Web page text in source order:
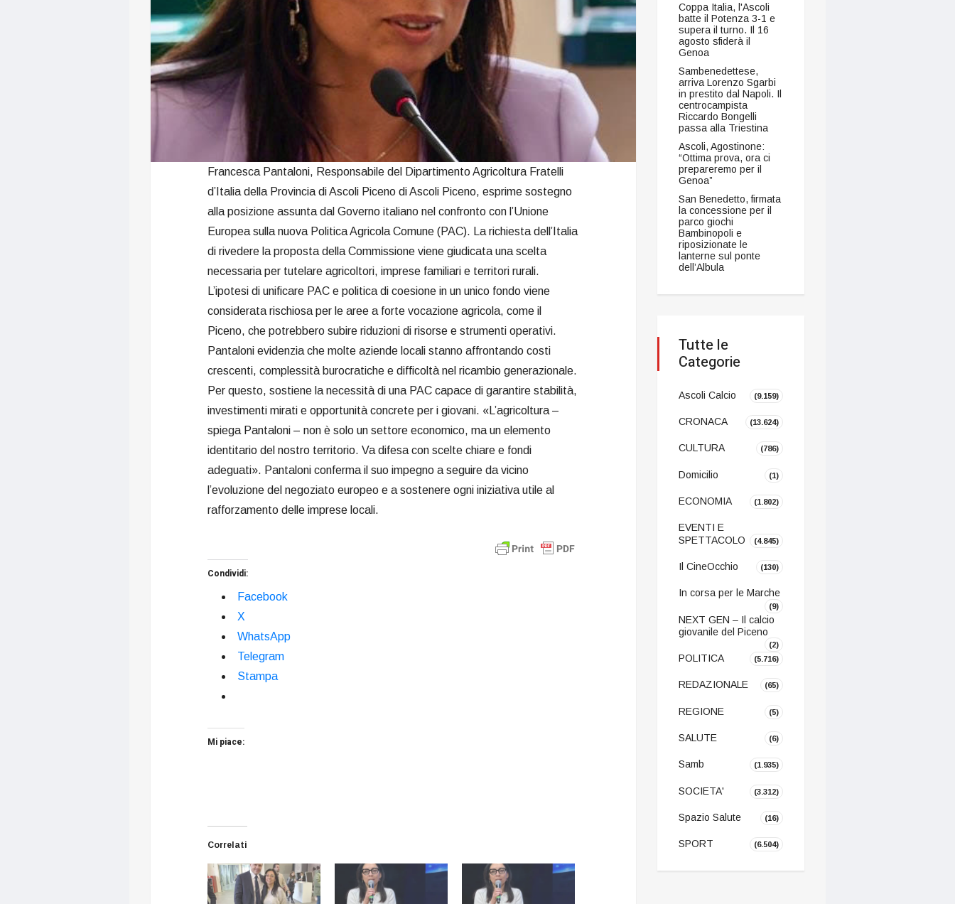
Francesca Pantaloni, Responsabile del Dipartimento Agricoltura Fratelli
d’Italia della Provincia di Ascoli Piceno di Ascoli Piceno, esprime sostegno
alla posizione assunta dal Governo italiano nel confronto con l’Unione
Europea sulla nuova Politica Agricola Comune (PAC). La richiesta dell’Italia
di rivedere la proposta della Commissione viene giudicata una scelta
necessaria per tutelare agricoltori, imprese familiari e territori rurali.
L’ipotesi di unificare PAC e politica di coesione in un unico fondo viene
considerata rischiosa per le aree a forte vocazione agricola, come il
Piceno, che potrebbero subire riduzioni di risorse e strumenti operativi.
Pantaloni evidenzia che molte aziende locali stanno affrontando costi
crescenti, complessità burocratiche e difficoltà nel ricambio generazionale.
Per questo, sostiene la necessità di una PAC capace di garantire stabilità,
investimenti mirati e opportunità concrete per i giovani. «L’agricoltura –
spiega Pantaloni – non è solo un settore economico, ma un elemento
identitario del nostro territorio. Va difesa con scelte chiare e fondi
adeguati». Pantaloni conferma il suo impegno a seguire da vicino
l’evoluzione del negoziato europeo e a sostenere ogni iniziativa utile al
rafforzamento delle imprese locali.
Condividi:
Facebook
X
WhatsApp
Telegram
Stampa
Mi piace:
Correlati
Coppa Italia, l'Ascoli
batte il Potenza 3-1 e
supera il turno. Il 16
agosto sfiderà il
Genoa
Sambenedettese,
arriva Lorenzo Sgarbi
in prestito dal Napoli. Il
centrocampista
Riccardo Bongelli
passa alla Triestina
Ascoli, Agostinone:
“Ottima prova, ora ci
prepareremo per il
Genoa”
San Benedetto, firmata
la concessione per il
parco giochi
Bambinopoli e
riposizionate le
lanterne sul ponte
dell’Albula
Tutte le
Categorie
Ascoli Calcio (9.159)
CRONACA (13.624)
CULTURA (786)
Domicilio (1)
ECONOMIA (1.802)
EVENTI E
SPETTACOLO
(4.845)
Il CineOcchio (130)
In corsa per le Marche
(9)
NEXT GEN – Il calcio
giovanile del Piceno
(2)
POLITICA (5.716)
REDAZIONALE (65)
REGIONE (5)
SALUTE (6)
Samb (1.935)
SOCIETA' (3.312)
Spazio Salute (16)
SPORT (6.504)